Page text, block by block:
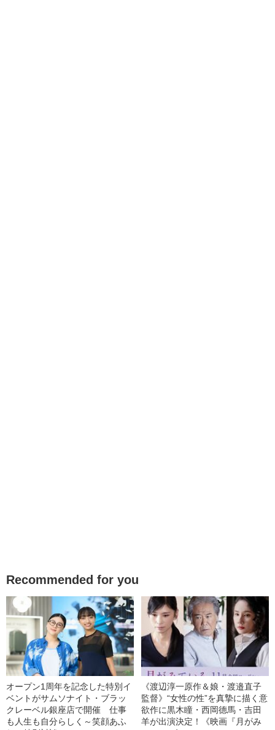
Recommended for you
オープン1周年を記念した特別イ
ベントがサムソナイト・ブラッ
クレーベル銀座店で開催 仕事
も人生も自分らしく～笑顔あふ
《渡辺淳一原作＆娘・渡邉直子
監督》“女性の性”を真摯に描く意
欲作に黒木瞳・西岡德馬・吉田
羊が出演決定！《映画『月がみ